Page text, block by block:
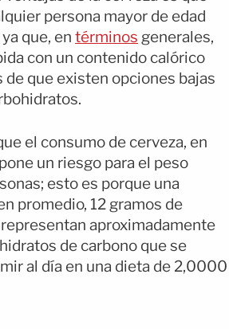
persona mayor de edad
que, en términos generales,
con un contenido calórico
de que existen opciones bajas
el consumo de cerveza, en
un riesgo para el peso
esto es porque una
promedio, 12 gramos de
aproximadamente
de carbono que se
al día en una dieta de 2,0000